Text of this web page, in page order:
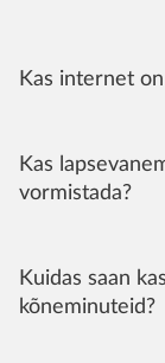
Kas internet
Kas
vormistada?
Kuidas saan
kõneminuteid?